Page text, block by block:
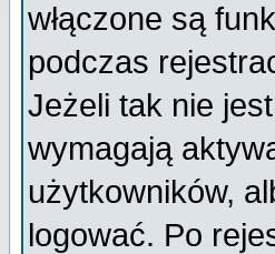
włączone są
podczas
Jeżeli tak nie
wymagają
użytkowników,
logować. Po